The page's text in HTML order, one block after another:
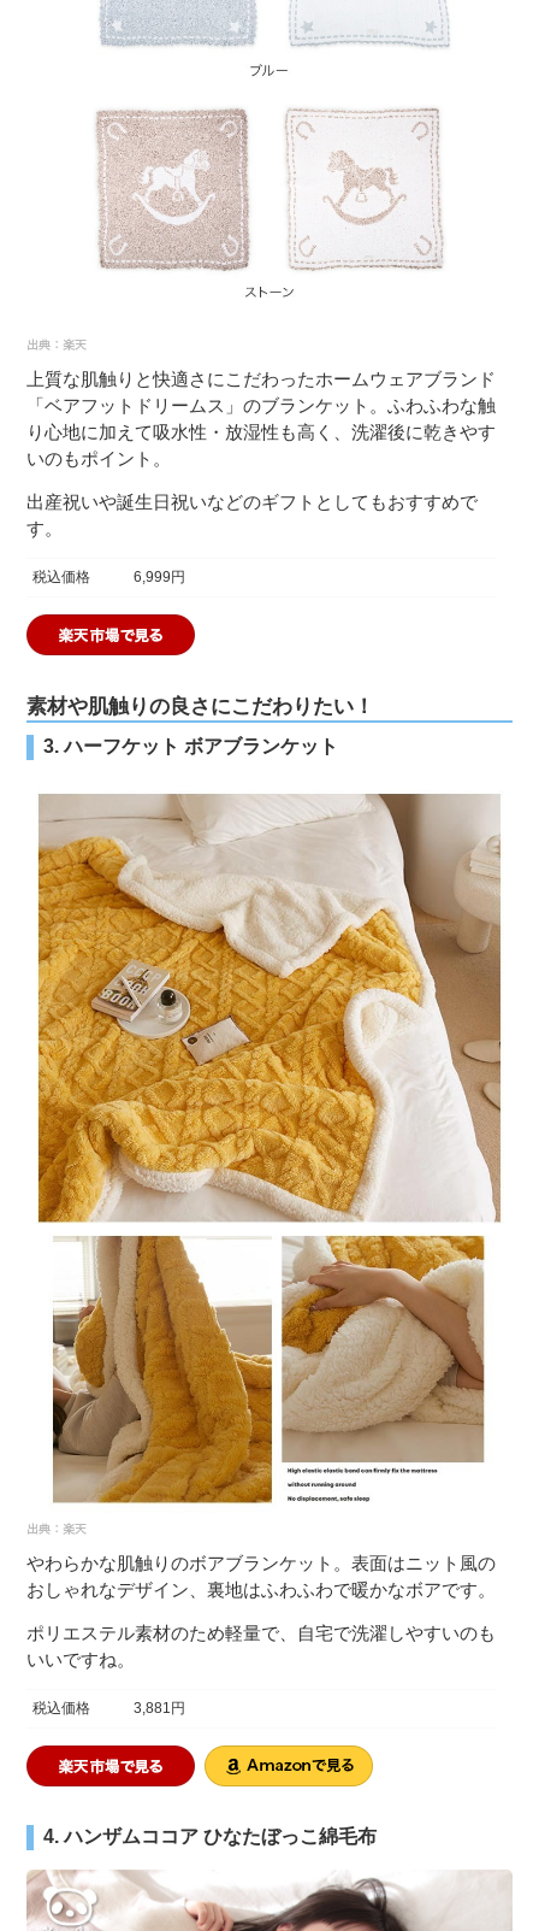
上質な肌触りと快適さにこだわったホームウェアブランド
「ベアフットドリームス」のブランケット。ふわふわな触
り心地に加えて吸水性・放湿性も高く、洗濯後に乾きやす
いのもポイント。
出産祝いや誕生日祝いなどのギフトとしてもおすすめで
す。
税込価格 6,999円
素材や肌触りの良さにこだわりたい！
3. ハーフケット ボアブランケット
やわらかな肌触りのボアブランケット。表面はニット風の
おしゃれなデザイン、裏地はふわふわで暖かなボアです。
ポリエステル素材のため軽量で、自宅で洗濯しやすいのも
いいですね。
税込価格 3,881円
4. ハンザムココア ひなたぼっこ綿毛布